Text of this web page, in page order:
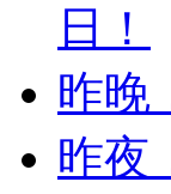
日！
昨晚
昨夜